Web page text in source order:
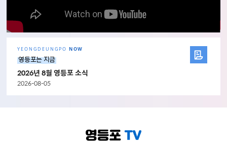
YEONGDEUNGPO NOW
영등포는 지금
2026년 8월 영등포 소식
2026-08-05